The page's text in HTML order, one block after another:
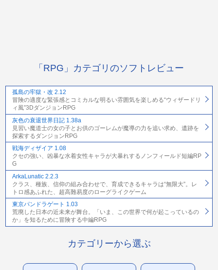
「RPG」カテゴリのソフトレビュー
孤島の牢獄・改 2.12
冒険の適度な緊張感とコミカルな明るい雰囲気を楽しめる“ウィザードリ
ィ風”3DダンジョンRPG
灰色の衰退世界日記 1.38a
見習い魔道士の女の子とお供のゴーレムが魔導の力を追い求め、遺跡を
探索するダンジョンRPG
戦海ディザイア 1.08
クセの強い、凶暴な水着女性キャラが大暴れするノンフィールド短編RP
G
ArkaLunatic 2.2.3
クラス、種族、信仰の組み合わせで、育成できるキャラは“無限大”。レ
トロ感あふれた、超高難易度のローグライクゲーム
東京パンドラゲート 1.03
荒廃した日本の近未来が舞台。「いま、この世界で何が起こっているの
か」を知るために冒険する中編RPG
カテゴリーから選ぶ